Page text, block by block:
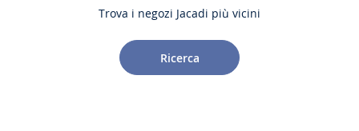
Trova i negozi Jacadi più vicini
Ricerca